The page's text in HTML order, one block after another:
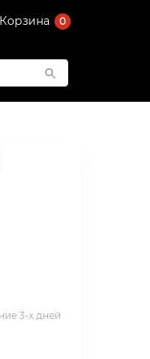
Корзина 0
3-х дней